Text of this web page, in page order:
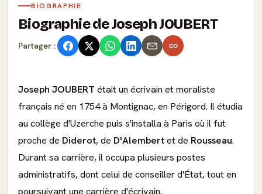
BIOGRAPHIE
Biographie de Joseph JOUBERT
Partager :
Joseph JOUBERT était un écrivain et moraliste
français né en 1754 à Montignac, en Périgord. Il étudia
au collège d'Uzerche puis s'installa à Paris où il fut
proche de Diderot, de D'Alembertet de Rousseau.
Durant sa carrière, il occupa plusieurs postes
administratifs, dont celui de conseiller d'État, tout en
poursuivant une carrière d'écrivain.